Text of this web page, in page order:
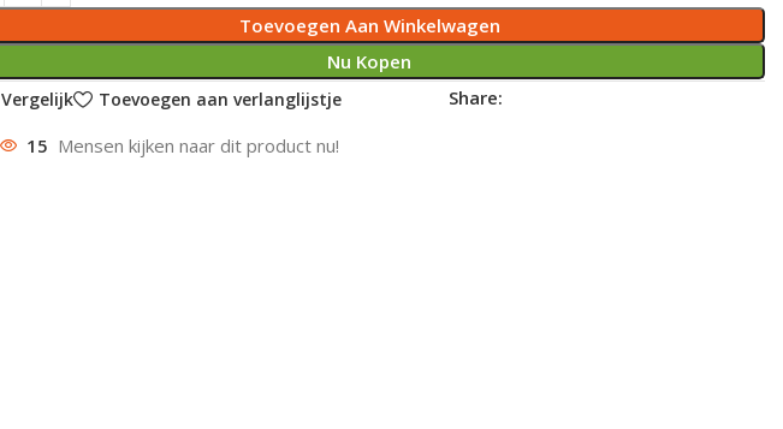
Toevoegen Aan Winkelwagen
Nu Kopen
Vergelijk Toevoegen aan verlanglijstje Share:
15 Mensen kijken naar dit product nu!